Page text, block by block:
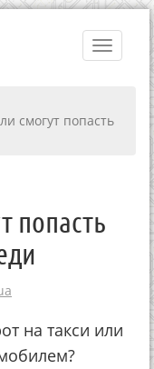
Toggle
cмогут попасть
попасть
на такси или